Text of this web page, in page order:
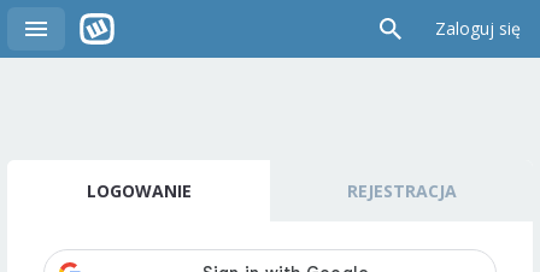
Zaloguj się
LOGOWANIE REJESTRACJA